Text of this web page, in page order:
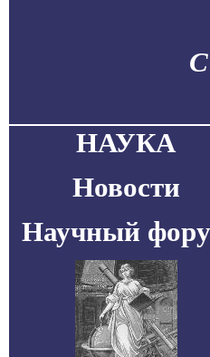
НАУКА
Новости
Научный